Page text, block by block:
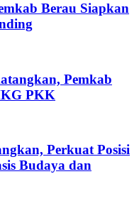
Berau Siapkan
Pemkab
PKK
Perkuat Posisi
Budaya dan